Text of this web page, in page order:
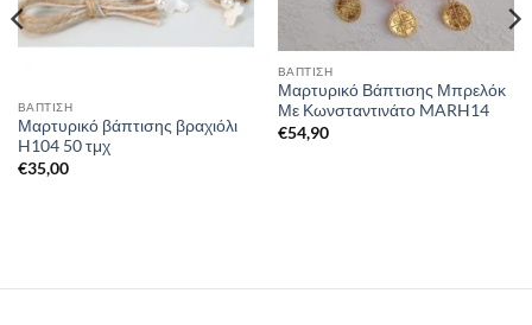
ΒΑΠΤΙΣΗ
Μαρτυρικό βάπτισης βραχιόλι
H104 50 τμχ
€35,00
ΒΑΠΤΙΣΗ
Μαρτυρικό Βάπτισης Μπρελόκ
Με Κωνσταντινάτο MARH14
€54,90